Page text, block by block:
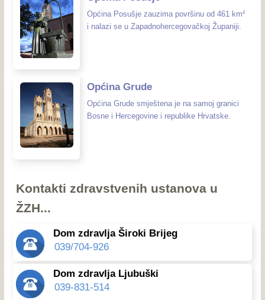
Općina Posušje zauzima površinu od 461 km²
i nalazi se u Zapadnohercegovačkoj Županiji.
Općina Grude
Općina Grude smještena je na samoj granici
Bosne i Hercegovine i republike Hrvatske.
Kontakti zdravstvenih ustanova u
ŽZH...
Dom zdravlja Široki Brijeg
039/704-926
Dom zdravlja Ljubuški
039-831-514